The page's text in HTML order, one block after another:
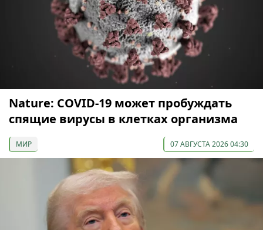
Nature: COVID-19 может пробуждать
спящие вирусы в клетках организма
МИР 07 АВГУСТА 2026 04:30